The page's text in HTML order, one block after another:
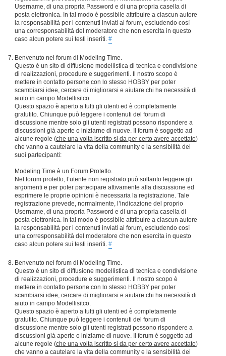
Username, di una propria Password e di una propria casella di
posta elettronica. In tal modo è possibile attribuire a ciascun autore
la responsabilità per i contenuti inviati ai forum, escludendo così
una corresponsabilità del moderatore che non esercita in questo
caso alcun potere sui testi inseriti. #
Benvenuto nel forum di Modeling Time.
Questo è un sito di diffusione modellistica di tecnica e condivisione
di realizzazioni, procedure e suggerimenti. Il nostro scopo è
mettere in contatto persone con lo stesso HOBBY per poter
scambiarsi idee, cercare di migliorarsi e aiutare chi ha necessità di
aiuto in campo Modellisitco.
Questo spazio è aperto a tutti gli utenti ed è completamente
gratutito. Chiunque può leggere i contenuti del forum di
discussione mentre solo gli utenti registrati possono rispondere a
discussioni già aperte o iniziarne di nuove. Il forum è soggetto ad
alcune regole (che una volta iscritto si da per certo avere accettato)
che vanno a cautelare la vita della community e la sensibilità dei
suoi partecipanti:
Modeling Time è un Forum Protetto.
Nel forum protetto, l’utente non registrato può soltanto leggere gli
argomenti e per poter partecipare attivamente alla discussione ed
esprimere le proprie opinioni è necessaria la registrazione. Tale
registrazione prevede, normalmente, l’indicazione del proprio
Username, di una propria Password e di una propria casella di
posta elettronica. In tal modo è possibile attribuire a ciascun autore
la responsabilità per i contenuti inviati ai forum, escludendo così
una corresponsabilità del moderatore che non esercita in questo
caso alcun potere sui testi inseriti. #
Benvenuto nel forum di Modeling Time.
Questo è un sito di diffusione modellistica di tecnica e condivisione
di realizzazioni, procedure e suggerimenti. Il nostro scopo è
mettere in contatto persone con lo stesso HOBBY per poter
scambiarsi idee, cercare di migliorarsi e aiutare chi ha necessità di
aiuto in campo Modellisitco.
Questo spazio è aperto a tutti gli utenti ed è completamente
gratutito. Chiunque può leggere i contenuti del forum di
discussione mentre solo gli utenti registrati possono rispondere a
discussioni già aperte o iniziarne di nuove. Il forum è soggetto ad
alcune regole (che una volta iscritto si da per certo avere accettato)
che vanno a cautelare la vita della community e la sensibilità dei